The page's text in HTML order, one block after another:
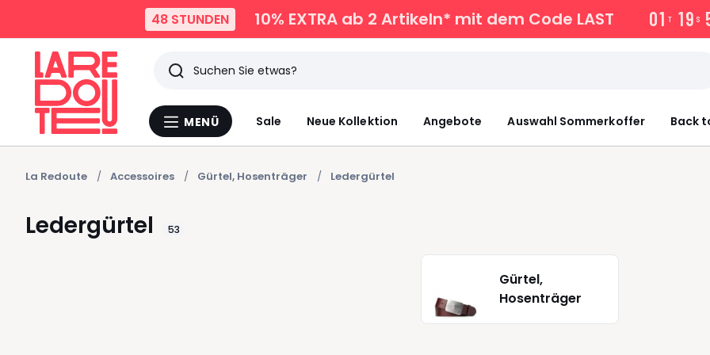
48 STUNDEN 10% EXTRA ab 2 Artikeln* mit dem Code LAST 01 T 19 S
Menü
MENÜ Sale Neue Kollektion Angebote Auswahl Sommerkoffer Back
Suchen
Zuletzt
angesehen
Artikel
La Redoute Accessoires Gürtel, Hosenträger Ledergürtel
Ledergürtel 53
Gürtel,
Hosenträger